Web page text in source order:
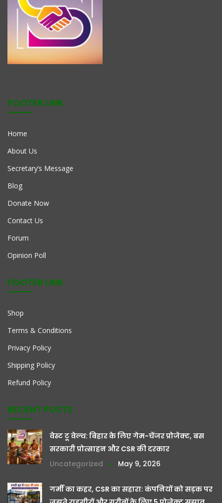
FOOTER LINK
Home
About Us
Secretary’s Message
Blog
Donate Now
Contact Us
Forum
Opinion Poll
FOOTER LINK
Shop
Terms & Conditions
Privacy Policy
Shipping Policy
Refund Policy
RECENT POSTS
वेस्ट टू वेल्थ: बिहार के लिए गेम-चेंजर प्रोजेक्ट, बस
सरकारी प्रोत्साहन और CSR की दरकार
Uncategorized
May 9, 2026
गर्मी का कहर, CSR का सहारा: कंपनियों को सड़क पर